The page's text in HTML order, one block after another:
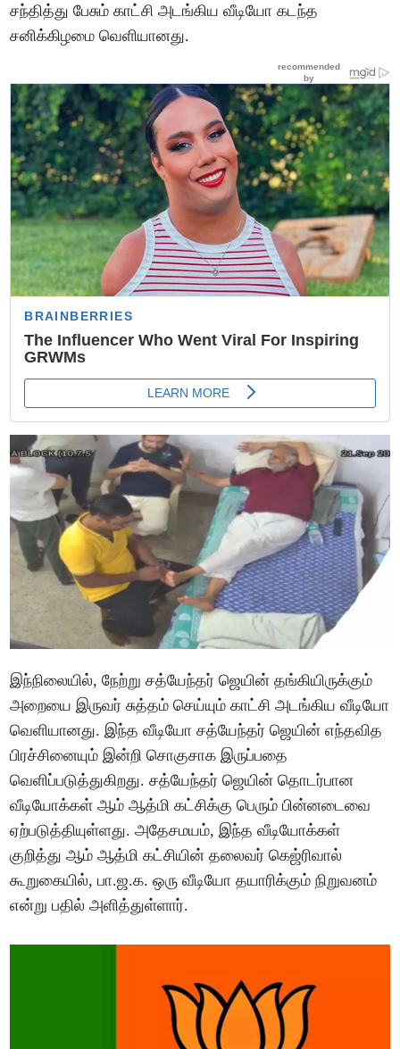
சந்தித்து பேசும் காட்சி அடங்கிய வீடியோ கடந்த
சனிக்கிழமை வெளியானது.
இந்நிலையில், நேற்று சத்யேந்தர் ஜெயின் தங்கியிருக்கும்
அறையை இருவர் சுத்தம் செய்யும் காட்சி அடங்கிய வீடியோ
வெளியானது. இந்த வீடியோ சத்யேந்தர் ஜெயின் எந்தவித
பிரச்சினையும் இன்றி சொகுசாக இருப்பதை
வெளிப்படுத்துகிறது. சத்யேந்தர் ஜெயின் தொடர்பான
வீடியோக்கள் ஆம் ஆத்மி கட்சிக்கு பெரும் பின்னடைவை
ஏற்படுத்தியுள்ளது. அதேசமயம், இந்த வீடியோக்கள்
குறித்து ஆம் ஆத்மி கட்சியின் தலைவர் கெஜ்ரிவால்
கூறுகையில், பா.ஜ.க. ஒரு வீடியோ தயாரிக்கும் நிறுவனம்
என்று பதில் அளித்துள்ளார்.